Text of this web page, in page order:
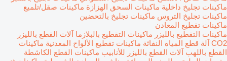
ماكينات تجليخ داخلية ماكينات السحق الهزازة ماكينات صقل/تلميع
ماكينات تجليخ التروس ماكينات تجليخ بالتحضين
ماكينات تقطيع المعادن
ماكينات التقطيع بالليزر ماكينات التقطيع بالبلازما آلات القطع بالليزر
CO2 آلة قطع المياه النفاثة ماكينات تقطيع الألواح المعدنية ماكينات
القطع باللهب آلات القطع بالليزر للأنابيب ماكينات القطع الكاشطة